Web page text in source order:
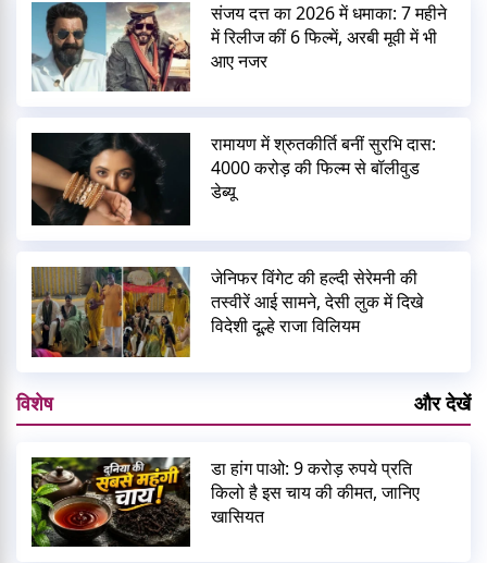
संजय दत्त का 2026 में धमाका: 7 महीने
में रिलीज कीं 6 फिल्में, अरबी मूवी में भी
आए नजर
रामायण में श्रुतकीर्ति बनीं सुरभि दास:
4000 करोड़ की फिल्म से बॉलीवुड
डेब्यू
जेनिफर विंगेट की हल्दी सेरेमनी की
तस्वीरें आई सामने, देसी लुक में दिखे
विदेशी दूल्हे राजा विलियम
विशेष और देखें
डा हांग पाओ: 9 करोड़ रुपये प्रति
किलो है इस चाय की कीमत, जानिए
खासियत